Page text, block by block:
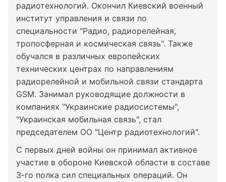
радиотехнологий. Окончил Киевский военный
институт управления и связи по
специальности "Радио, радиорелейная,
тропосферная и космическая связь". Также
обучался в различных европейских
технических центрах по направлениям
радиорелейной и мобильной связи стандарта
GSM. Занимал руководящие должности в
компаниях "Украинские радиосистемы",
"Украинская мобильная связь", стал
председателем ОО "Центр радиотехнологий".
С первых дней войны он принимал активное
участие в обороне Киевской области в составе
3-го полка сил специальных операций. Он